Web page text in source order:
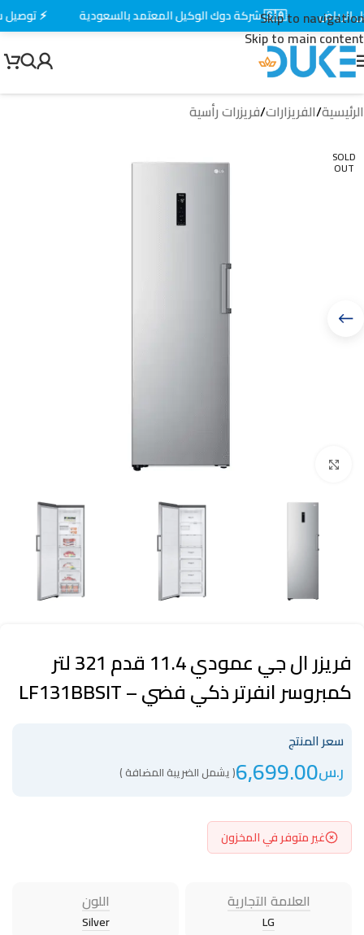
Skip to navigation
Skip to main content
الرئيسية/الفريزارات/فريزرات رأسية
SOLD
OUT
فريزر ال جي عمودي 11.4 قدم 321 لتر
كمبروسر انفرتر ذكي فضي – LF131BBSIT
سعر المنتج
ر.س6,699.00( يشمل الضريبة المضافة )
غير متوفر في المخزون
العلامة التجارية
LG
اللون
Silver
🇸🇦 شركة دوك الوكيل المعتمد بالسعودية ⚡ توصيل